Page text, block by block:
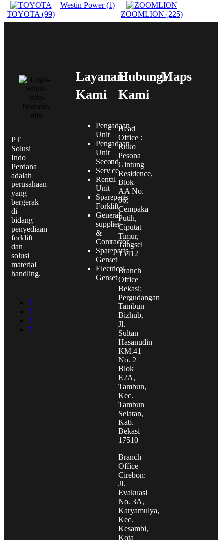
TOYOTA (99)
Westin Power(1)
ZOOMLION (225)
PT
Solusi
Indo
Perdana
adalah
perusahaan
yang
bergerak
di
bidang
penyediaan
forklift
dan
solusi
material
handling.
Layanan
Kami
Pengadaan
Unit
Pengadaan
Unit
Second
Service
Rental
Unit
Spareparts
Forklift
General
supplier
&
Contractor
Spareparts
Genset
Electrical
Genset
Hubungi
Kami
Head
Office :
Ruko
Pesona
Gintung
Residence,
Blok
AA No.
06,
Cempaka
Putih,
Ciputat
Timur,
Tangsel
15412
Branch
Office
Bekasi:
Pergudangan
Tambun
Bizhub,
Jl.
Sultan
Hasanudin
KM.41
No. 2
Blok
E2A,
Tambun,
Kec.
Tambun
Selatan,
Kab.
Bekasi –
17510
Branch
Office
Cirebon:
Jl.
Evakuasi
No. 3A,
Karyamulya,
Kec.
Kesambi,
Kota
Maps